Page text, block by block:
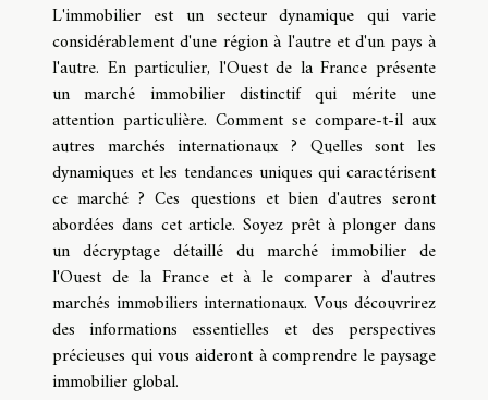
L'immobilier est un secteur dynamique qui varie
considérablement d'une région à l'autre et d'un pays à
l'autre. En particulier, l'Ouest de la France présente
un marché immobilier distinctif qui mérite une
attention particulière. Comment se compare-t-il aux
autres marchés internationaux ? Quelles sont les
dynamiques et les tendances uniques qui caractérisent
ce marché ? Ces questions et bien d'autres seront
abordées dans cet article. Soyez prêt à plonger dans
un décryptage détaillé du marché immobilier de
l'Ouest de la France et à le comparer à d'autres
marchés immobiliers internationaux. Vous découvrirez
des informations essentielles et des perspectives
précieuses qui vous aideront à comprendre le paysage
immobilier global.